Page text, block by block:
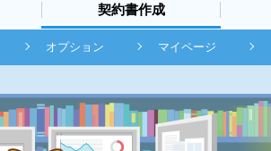
契約書作成
オプション マイページ